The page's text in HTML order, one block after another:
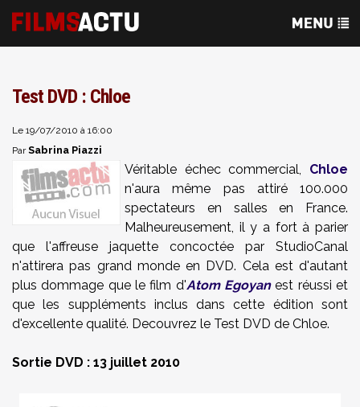
Test DVD : Chloe
Le 19/07/2010 à 16:00
ParSabrina Piazzi
Véritable échec commercial, Chloe
n'aura même pas attiré 100.000
spectateurs en salles en France.
Malheureusement, il y a fort à parier
que l'affreuse jaquette concoctée par StudioCanal
n'attirera pas grand monde en DVD. Cela est d'autant
plus dommage que le film d'Atom Egoyanest réussi et
que les suppléments inclus dans cette édition sont
d'excellente qualité. Decouvrez le Test DVD de Chloe.
Sortie DVD : 13 juillet 2010